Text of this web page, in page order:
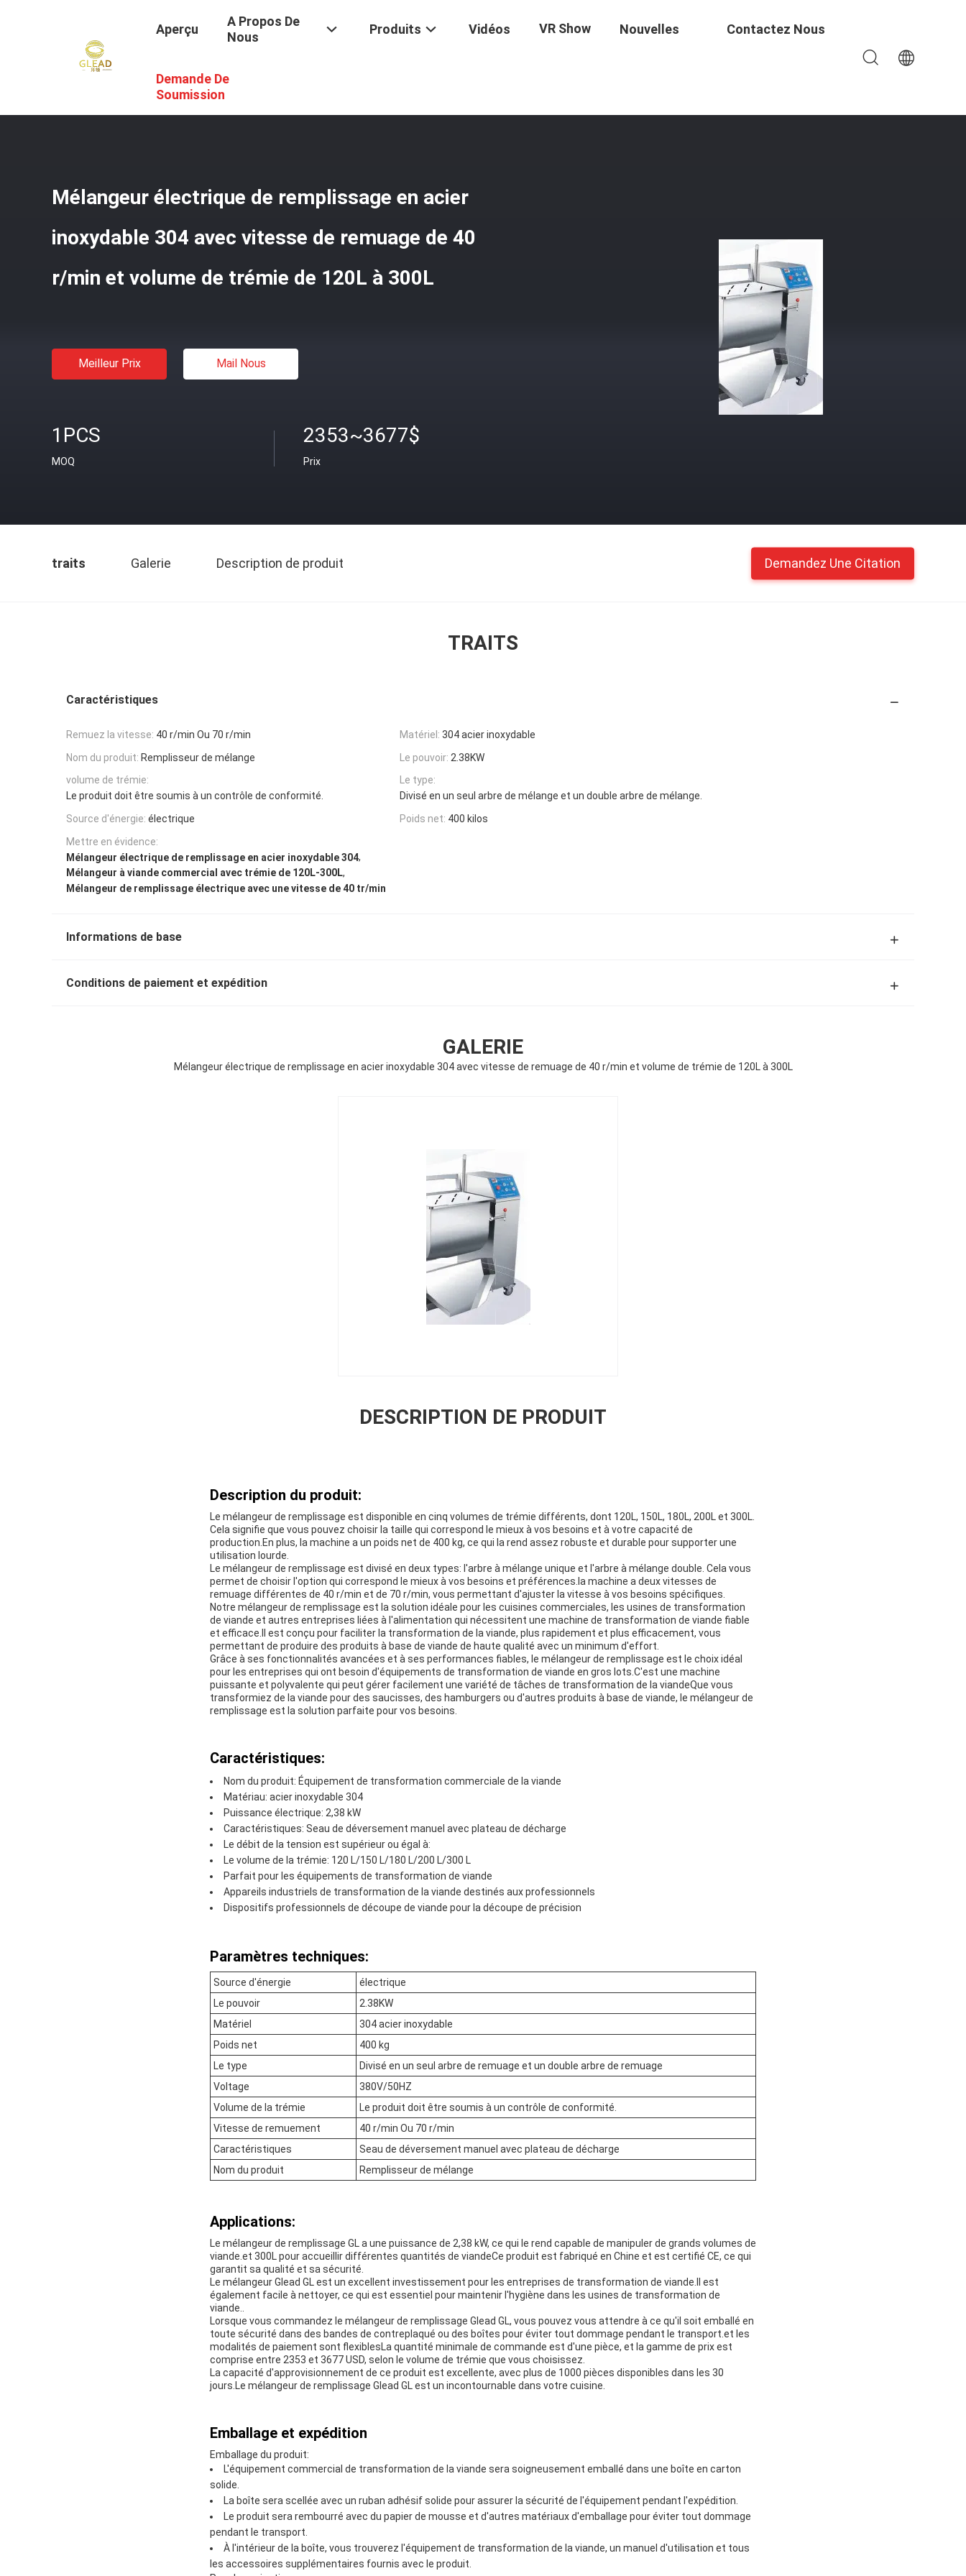
Aperçu
A Propos De
Nous
Produits Vidéos VR Show Nouvelles Contactez Nous
Demande De
Soumission
Équipement De Transformation De La Viande Commercial
Volume De Trémie De 120L À 300L
Mélangeur électrique de remplissage en acier
inoxydable 304 avec vitesse de remuage de 40
r/min et volume de trémie de 120L à 300L
Meilleur Prix Mail Nous
1PCS
MOQ
2353~3677$
Prix
traits Galerie Description de produit Demandez Une Citation
TRAITS
Caractéristiques
Remuez la vitesse: 40 r/min Ou 70 r/min Matériel: 304 acier inoxydable
Nom du produit: Remplisseur de mélange Le pouvoir: 2.38KW
volume de trémie:
Le produit doit être soumis à un contrôle de conformité.
Le type:
Divisé en un seul arbre de mélange et un double arbre de mélange.
Source d'énergie: électrique Poids net: 400 kilos
Mettre en évidence:
Mélangeur électrique de remplissage en acier inoxydable 304,
Mélangeur à viande commercial avec trémie de 120L-300L,
Mélangeur de remplissage électrique avec une vitesse de 40 tr/min
Informations de base
Conditions de paiement et expédition
GALERIE
Mélangeur électrique de remplissage en acier inoxydable 304 avec vitesse de remuage de 40 r/min et volume de trémie de 120L à 300L
DESCRIPTION DE PRODUIT
Description du produit:
Le mélangeur de remplissage est disponible en cinq volumes de trémie différents, dont 120L, 150L, 180L, 200L et 300L.
Cela signifie que vous pouvez choisir la taille qui correspond le mieux à vos besoins et à votre capacité de
production.En plus, la machine a un poids net de 400 kg, ce qui la rend assez robuste et durable pour supporter une
utilisation lourde.
Le mélangeur de remplissage est divisé en deux types: l'arbre à mélange unique et l'arbre à mélange double. Cela vous
permet de choisir l'option qui correspond le mieux à vos besoins et préférences.la machine a deux vitesses de
remuage différentes de 40 r/min et de 70 r/min, vous permettant d'ajuster la vitesse à vos besoins spécifiques.
Notre mélangeur de remplissage est la solution idéale pour les cuisines commerciales, les usines de transformation
de viande et autres entreprises liées à l'alimentation qui nécessitent une machine de transformation de viande fiable
et efficace.Il est conçu pour faciliter la transformation de la viande, plus rapidement et plus efficacement, vous
permettant de produire des produits à base de viande de haute qualité avec un minimum d'effort.
Grâce à ses fonctionnalités avancées et à ses performances fiables, le mélangeur de remplissage est le choix idéal
pour les entreprises qui ont besoin d'équipements de transformation de viande en gros lots.C'est une machine
puissante et polyvalente qui peut gérer facilement une variété de tâches de transformation de la viandeQue vous
transformiez de la viande pour des saucisses, des hamburgers ou d'autres produits à base de viande, le mélangeur de
remplissage est la solution parfaite pour vos besoins.
Caractéristiques:
Nom du produit: Équipement de transformation commerciale de la viande
Matériau: acier inoxydable 304
Puissance électrique: 2,38 kW
Caractéristiques: Seau de déversement manuel avec plateau de décharge
Le débit de la tension est supérieur ou égal à:
Le volume de la trémie: 120 L/150 L/180 L/200 L/300 L
Parfait pour les équipements de transformation de viande
Appareils industriels de transformation de la viande destinés aux professionnels
Dispositifs professionnels de découpe de viande pour la découpe de précision
Paramètres techniques:
Source d'énergie
électrique
Le pouvoir
2.38KW
Matériel
304 acier inoxydable
Poids net
400 kg
Le type
Divisé en un seul arbre de remuage et un double arbre de remuage
Voltage
380V/50HZ
Volume de la trémie
Le produit doit être soumis à un contrôle de conformité.
Vitesse de remuement
40 r/min Ou 70 r/min
Caractéristiques
Seau de déversement manuel avec plateau de décharge
Nom du produit
Remplisseur de mélange
Applications:
Le mélangeur de remplissage GL a une puissance de 2,38 kW, ce qui le rend capable de manipuler de grands volumes de
viande.et 300L pour accueillir différentes quantités de viandeCe produit est fabriqué en Chine et est certifié CE, ce qui
garantit sa qualité et sa sécurité.
Le mélangeur Glead GL est un excellent investissement pour les entreprises de transformation de viande.Il est
également facile à nettoyer, ce qui est essentiel pour maintenir l'hygiène dans les usines de transformation de
viande..
Lorsque vous commandez le mélangeur de remplissage Glead GL, vous pouvez vous attendre à ce qu'il soit emballé en
toute sécurité dans des bandes de contreplaqué ou des boîtes pour éviter tout dommage pendant le transport.et les
modalités de paiement sont flexiblesLa quantité minimale de commande est d'une pièce, et la gamme de prix est
comprise entre 2353 et 3677 USD, selon le volume de trémie que vous choisissez.
La capacité d'approvisionnement de ce produit est excellente, avec plus de 1000 pièces disponibles dans les 30
jours.Le mélangeur de remplissage Glead GL est un incontournable dans votre cuisine.
Emballage et expédition
Emballage du produit:
L'équipement commercial de transformation de la viande sera soigneusement emballé dans une boîte en carton
solide.
La boîte sera scellée avec un ruban adhésif solide pour assurer la sécurité de l'équipement pendant l'expédition.
Le produit sera rembourré avec du papier de mousse et d'autres matériaux d'emballage pour éviter tout dommage
pendant le transport.
À l'intérieur de la boîte, vous trouverez l'équipement de transformation de la viande, un manuel d'utilisation et tous
les accessoires supplémentaires fournis avec le produit.